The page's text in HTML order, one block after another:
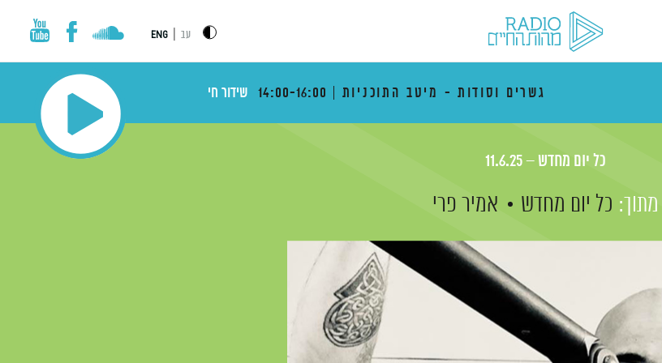
עב ENG
גשרים וסודות - מיטב התוכניות 14:00-16:00 שידור חי
כל יום מחדש – 11.6.25
מתוך: כל יום מחדש אמיר פרי